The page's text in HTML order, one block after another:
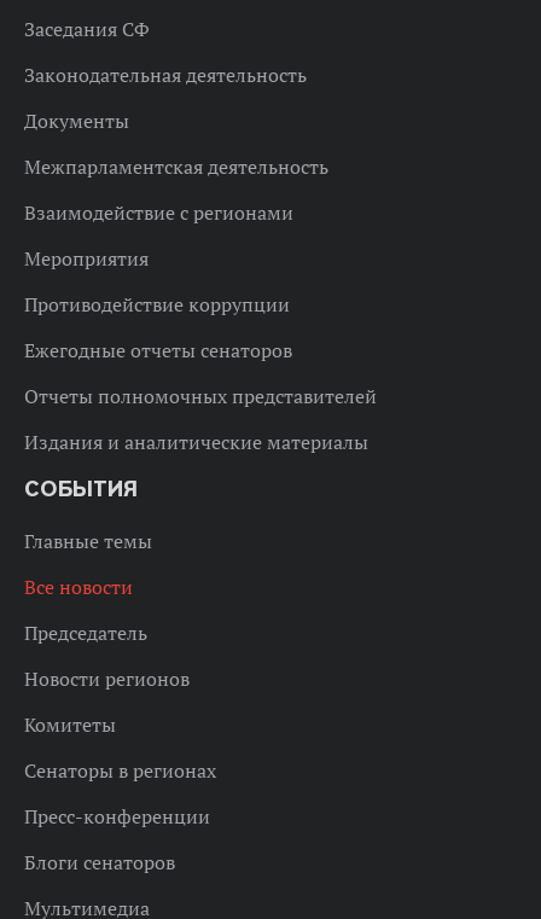
Заседания СФ
Законодательная деятельность
Документы
Межпарламентская деятельность
Взаимодействие с регионами
Мероприятия
Противодействие коррупции
Ежегодные отчеты сенаторов
Отчеты полномочных представителей
Издания и аналитические материалы
СОБЫТИЯ
Главные темы
Все новости
Председатель
Новости регионов
Комитеты
Сенаторы в регионах
Пресс-конференции
Блоги сенаторов
Мультимедиа